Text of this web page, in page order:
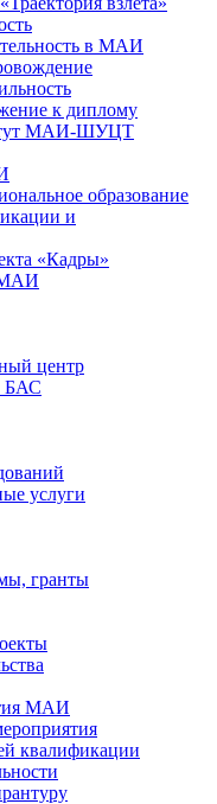
в МАИ
к диплому
МАИ-ШУЦТ
образование
и
«Кадры»
МАИ
центр
БАС
услуги
гранты
МАИ
квалификации